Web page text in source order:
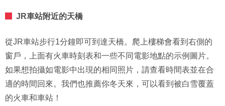
JR車站附近的天橋
從JR車站步行1分鐘即可到達天橋。爬上樓梯會看到右側的
窗戶，上面有火車時刻表和一些不同電影地點的示例圖片。
如果想拍攝如電影中出現的相同照片，請查看時間表並在合
適的時間回來。我們也推薦你冬天來，可以看到被白雪覆蓋
的火車和車站！